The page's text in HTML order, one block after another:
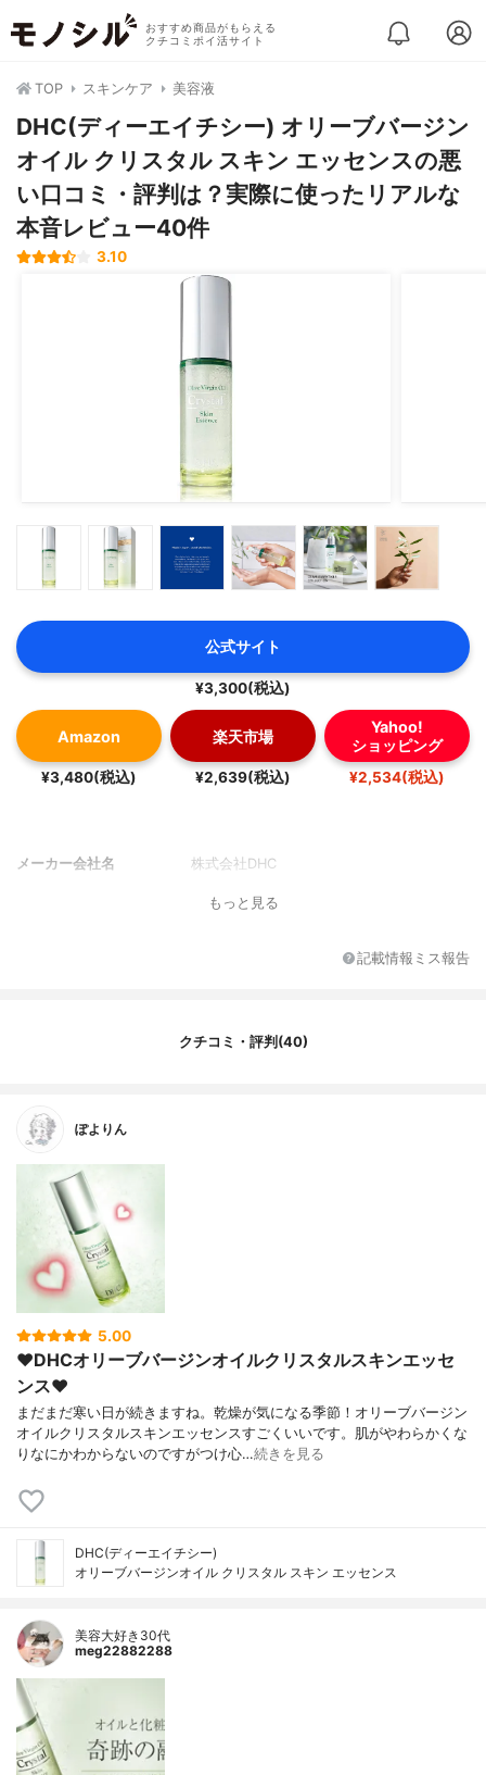
おすすめ商品がもらえる
クチコミポイ活サイト
TOP スキンケア 美容液
DHC(ディーエイチシー) オリーブバージン
オイル クリスタル スキン エッセンスの悪
い口コミ・評判は？実際に使ったリアルな
本音レビュー40件
3.10
公式サイト
¥3,300(税込)
Amazon
¥3,480(税込)
楽天市場
¥2,639(税込)
Yahoo!
ショッピング
¥2,534(税込)
メーカー会社名 株式会社DHC
もっと見る
記載情報ミス報告
クチコミ・評判(40)
ぽよりん
5.00
❤︎DHCオリーブバージンオイルクリスタルスキンエッセ
ンス❤︎
まだまだ寒い日が続きますね。乾燥が気になる季節！オリーブバージン
オイルクリスタルスキンエッセンスすごくいいです。肌がやわらかくな
りなにかわからないのですがつけ心…続きを見る
DHC(ディーエイチシー)
オリーブバージンオイル クリスタル スキン エッセンス
美容大好き30代
meg22882288